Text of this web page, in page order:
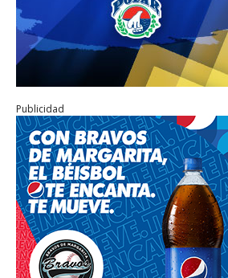
Publicidad